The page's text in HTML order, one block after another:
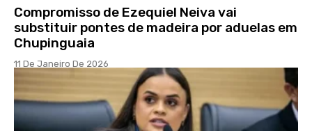
Compromisso de Ezequiel Neiva vai
substituir pontes de madeira por aduelas em
Chupinguaia
11 De Janeiro De 2026